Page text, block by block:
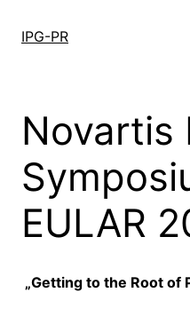
IPG-PR
Novartis
EULAR
„Getting to the Root of